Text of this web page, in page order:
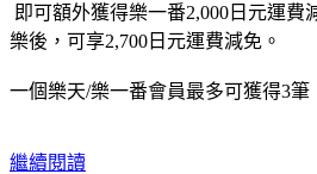
即可額外獲得樂一番2,000日元運費
樂後，可享2,700日元運費減免。
一個樂天/樂一番會員最多可獲得3筆
繼續閱讀